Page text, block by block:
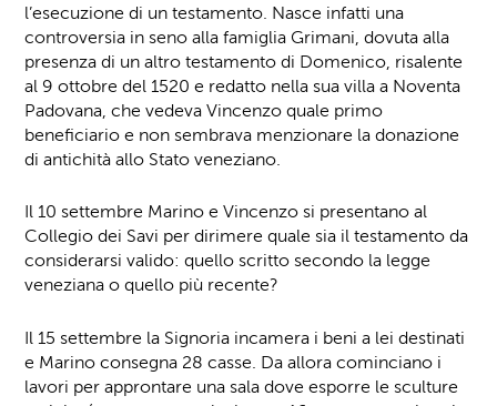
l’esecuzione di un testamento. Nasce infatti una
controversia in seno alla famiglia Grimani, dovuta alla
presenza di un altro testamento di Domenico, risalente
al 9 ottobre del 1520 e redatto nella sua villa a Noventa
Padovana, che vedeva Vincenzo quale primo
beneficiario e non sembrava menzionare la donazione
di antichità allo Stato veneziano.
Il 10 settembre Marino e Vincenzo si presentano al
Collegio dei Savi per dirimere quale sia il testamento da
considerarsi valido: quello scritto secondo la legge
veneziana o quello più recente?
Il 15 settembre la Signoria incamera i beni a lei destinati
e Marino consegna 28 casse. Da allora cominciano i
lavori per approntare una sala dove esporre le sculture